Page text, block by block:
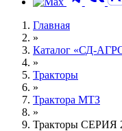
Главная
»
Каталог «СД-
»
Тракторы
»
Трактора МТЗ
»